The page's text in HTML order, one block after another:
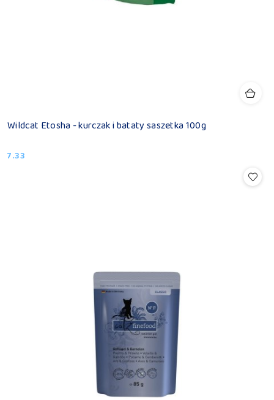
Wildcat Etosha - kurczak i bataty saszetka 100g
Cena:
7.33